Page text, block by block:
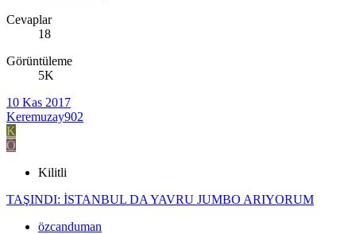
Cevaplar
18
Görüntüleme
5K
10 Kas 2017
Keremuzay902
K
Ö
Kilitli
TAŞINDI: İSTANBUL DA YAVRU JUMBO ARIYORUM
özcanduman